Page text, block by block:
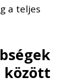
a teljes
között